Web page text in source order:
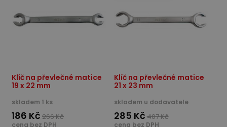
Klíč na převlečné matice
19 x 22 mm
skladem 1 ks
186 Kč 266 Kč
cena bez DPH
Klíč na převlečné matice
21 x 23 mm
skladem u dodavatele
285 Kč 407 Kč
cena bez DPH